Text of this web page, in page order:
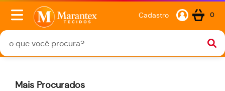
Cadastro 0
Mais Procurados